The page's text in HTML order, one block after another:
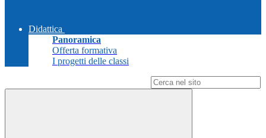
Didattica
Panoramica
Offerta formativa
I progetti delle classi